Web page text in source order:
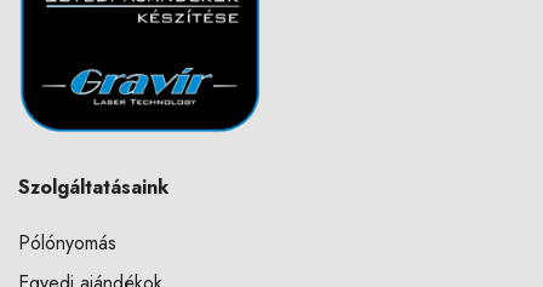
Szolgáltatásaink
Pólónyomás